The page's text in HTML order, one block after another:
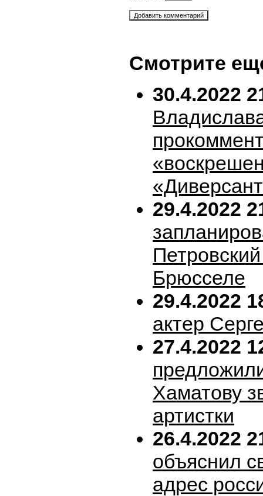
Смотрите
30.4.2022
29.4.2022
Брюсселе
29.4.2022
актер
27.4.2022
Хаматову
артистки
26.4.2022
объяснил
адрес